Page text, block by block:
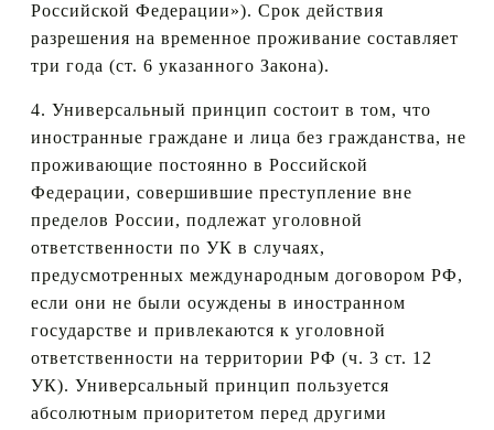
Российской Федерации»). Срок действия
разрешения на временное проживание составляет
три года (ст. 6 указанного Закона).
4. Универсальный принцип состоит в том, что
иностранные граждане и лица без гражданства, не
проживающие постоянно в Российской
Федерации, совершившие преступление вне
пределов России, подлежат уголовной
ответственности по УК в случаях,
предусмотренных международным договором РФ,
если они не были осуждены в иностранном
государстве и привлекаются к уголовной
ответственности на территории РФ (ч. 3 ст. 12
УК). Универсальный принцип пользуется
абсолютным приоритетом перед другими